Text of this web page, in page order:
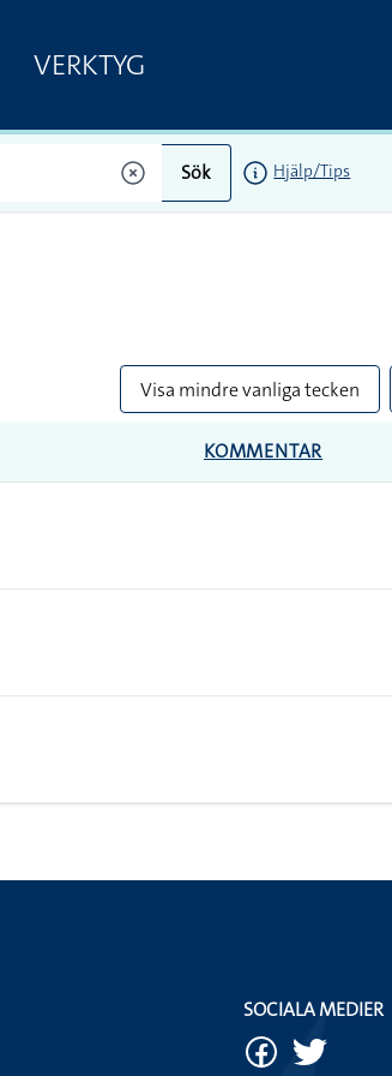
VERKTYG
Sök Hjälp/Tips
Visa mindre vanliga tecken
KOMMENTAR
SOCIALA MEDIER